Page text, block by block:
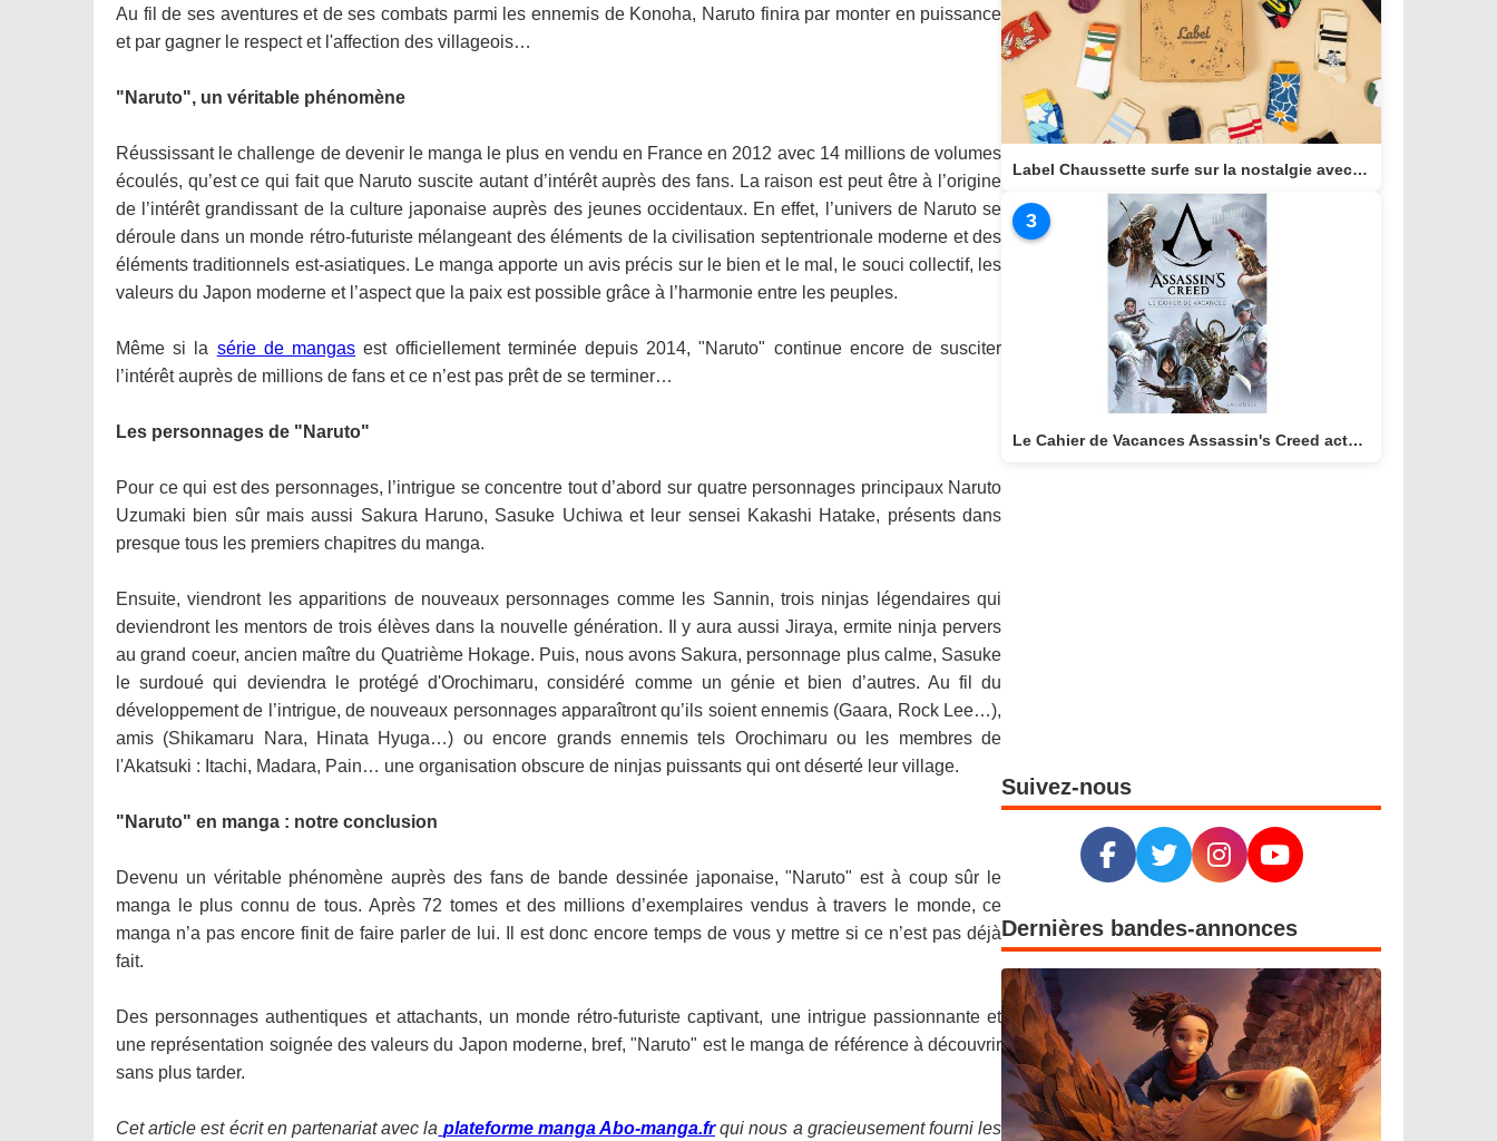
Au fil de ses aventures et de ses combats parmi les ennemis de Konoha, Naruto finira par monter en puissance
et par gagner le respect et l'affection des villageois…
"Naruto", un véritable phénomène
Réussissant le challenge de devenir le manga le plus en vendu en France en 2012 avec 14 millions de volumes
écoulés, qu’est ce qui fait que Naruto suscite autant d’intérêt auprès des fans. La raison est peut être à l’origine
de l’intérêt grandissant de la culture japonaise auprès des jeunes occidentaux. En effet, l’univers de Naruto se
déroule dans un monde rétro-futuriste mélangeant des éléments de la civilisation septentrionale moderne et des
éléments traditionnels est-asiatiques. Le manga apporte un avis précis sur le bien et le mal, le souci collectif, les
valeurs du Japon moderne et l’aspect que la paix est possible grâce à l’harmonie entre les peuples.
Même si la série de mangas est officiellement terminée depuis 2014, "Naruto" continue encore de susciter
l’intérêt auprès de millions de fans et ce n’est pas prêt de se terminer…
Les personnages de "Naruto"
Pour ce qui est des personnages, l’intrigue se concentre tout d’abord sur quatre personnages principaux Naruto
Uzumaki bien sûr mais aussi Sakura Haruno, Sasuke Uchiwa et leur sensei Kakashi Hatake, présents dans
presque tous les premiers chapitres du manga.
Ensuite, viendront les apparitions de nouveaux personnages comme les Sannin, trois ninjas légendaires qui
deviendront les mentors de trois élèves dans la nouvelle génération. Il y aura aussi Jiraya, ermite ninja pervers
au grand coeur, ancien maître du Quatrième Hokage. Puis, nous avons Sakura, personnage plus calme, Sasuke
le surdoué qui deviendra le protégé d'Orochimaru, considéré comme un génie et bien d’autres. Au fil du
développement de l’intrigue, de nouveaux personnages apparaîtront qu’ils soient ennemis (Gaara, Rock Lee…),
amis (Shikamaru Nara, Hinata Hyuga…) ou encore grands ennemis tels Orochimaru ou les membres de
l'Akatsuki : Itachi, Madara, Pain… une organisation obscure de ninjas puissants qui ont déserté leur village.
"Naruto" en manga : notre conclusion
Devenu un véritable phénomène auprès des fans de bande dessinée japonaise, "Naruto" est à coup sûr le
manga le plus connu de tous. Après 72 tomes et des millions d’exemplaires vendus à travers le monde, ce
manga n’a pas encore finit de faire parler de lui. Il est donc encore temps de vous y mettre si ce n’est pas déjà
fait.
Des personnages authentiques et attachants, un monde rétro-futuriste captivant, une intrigue passionnante et
une représentation soignée des valeurs du Japon moderne, bref, "Naruto" est le manga de référence à découvrir
sans plus tarder.
Cet article est écrit en partenariat avec la plateforme manga Abo-manga.frqui nous a gracieusement fourni les
Label Chaussette surfe sur la nostalgie avec une collection dédiée aux héros cultes de notre enfance
3
Le Cahier de Vacances Assassin's Creed actuellement disponible
Suivez-nous
Dernières bandes-annonces